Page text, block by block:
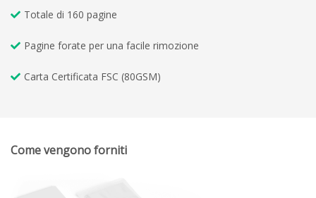
Totale di 160 pagine
Pagine forate per una facile rimozione
Carta Certificata FSC (80GSM)
Come vengono forniti